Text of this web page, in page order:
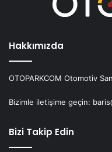
Hakkımızda
OTOPARKCOM Otomotiv
Bizimle iletişime geçin:
Bizi Takip Edin